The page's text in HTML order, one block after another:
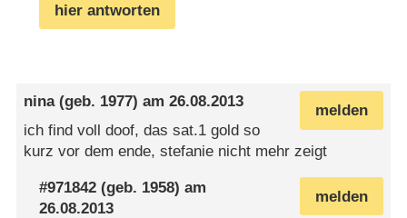
hier antworten
melden
nina(geb. 1977) am26.08.2013
ich find voll doof, das sat.1 gold so
kurz vor dem ende, stefanie nicht mehr zeigt
melden
#971842 (geb. 1958) am
26.08.2013